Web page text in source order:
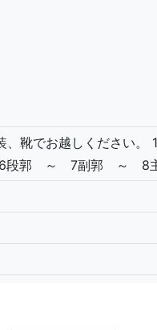
、靴でお越しくださ
郭 ～ 7副郭 ～ 8主